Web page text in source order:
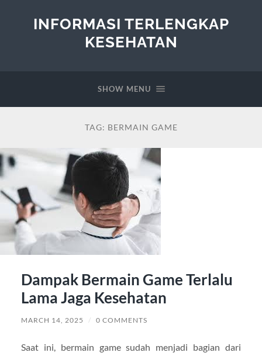
INFORMASI TERLENGKAP
KESEHATAN
SHOW MENU
TAG: BERMAIN GAME
Dampak Bermain Game Terlalu
Lama Jaga Kesehatan
MARCH 14, 2025 / 0 COMMENTS
Saat ini, bermain game sudah menjadi bagian dari